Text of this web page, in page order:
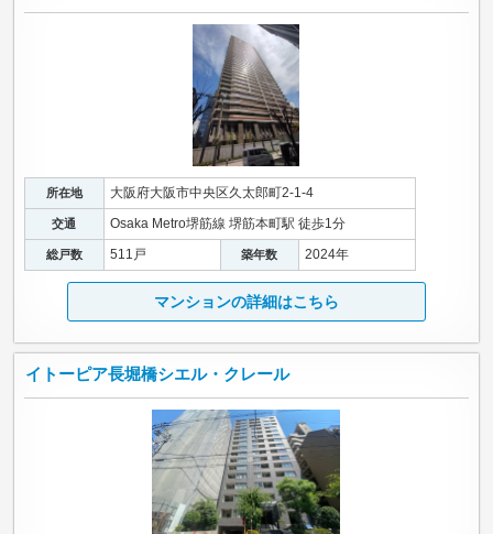
所在地 大阪府大阪市中央区久太郎町2-1-4
交通 Osaka Metro堺筋線 堺筋本町駅 徒歩1分
総戸数 511戸 築年数 2024年
マンションの詳細はこちら
イトーピア長堀橋シエル・クレール